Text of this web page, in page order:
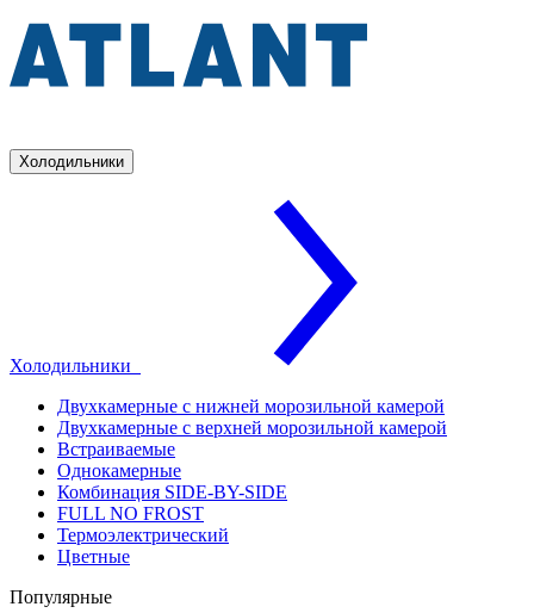
Холодильники
Холодильники
Двухкамерные с нижней морозильной камерой
Двухкамерные с верхней морозильной камерой
Встраиваемые
Однокамерные
Комбинация SIDE-BY-SIDE
FULL NO FROST
Термоэлектрический
Цветные
Популярные